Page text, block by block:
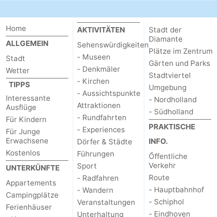
Home
ALLGEMEIN
Stadt
Wetter
TIPPS
Interessante
Ausflüge
Für Kindern
Für Junge
Erwachsene
Kostenlos
UNTERKÜNFTE
Appartements
Campingplätze
Ferienhäuser
AKTIVITÄTEN
Sehenswürdigkeiten
- Museen
- Denkmäler
- Kirchen
- Aussichtspunkte
Attraktionen
- Rundfahrten
- Experiences
Dörfer & Städte
Führungen
Sport
- Radfahren
- Wandern
Veranstaltungen
Unterhaltung
Stadt der
Diamante
Plätze im Zentrum
Gärten und Parks
Stadtviertel
Umgebung
- Nordholland
- Südholland
PRAKTISCHE
INFO.
Őffentliche
Verkehr
Route
- Hauptbahnhof
- Schiphol
- Eindhoven